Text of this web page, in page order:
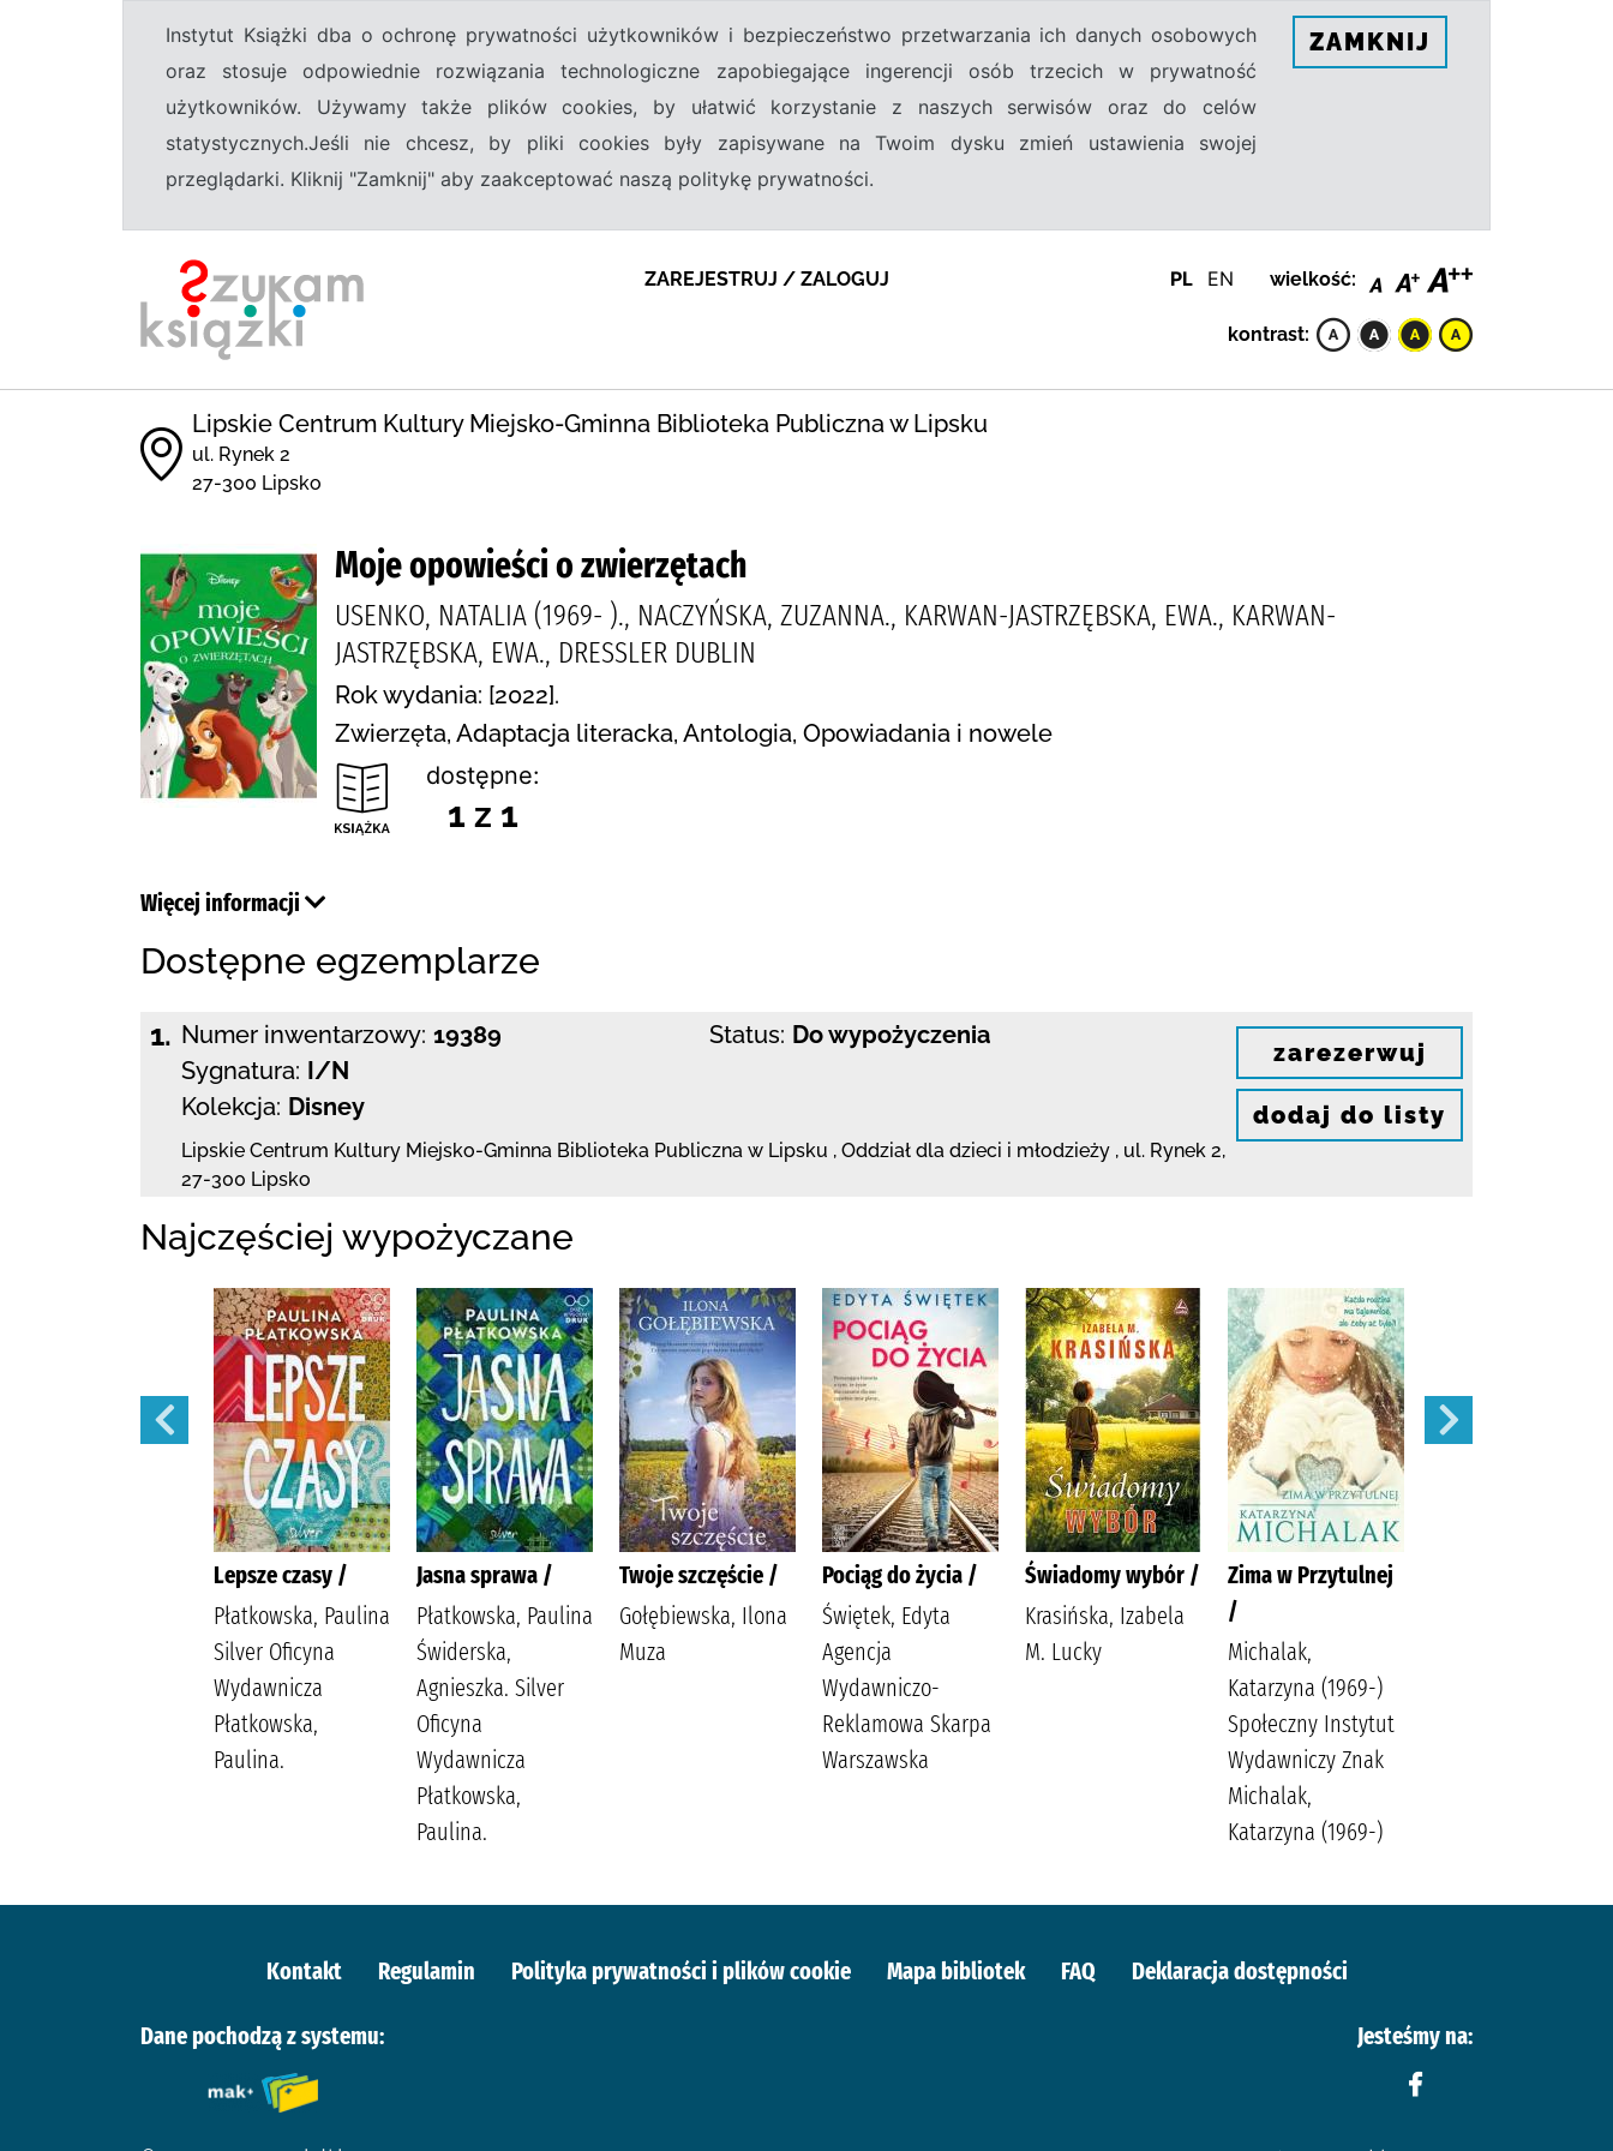
Instytut Książki dba o ochronę prywatności użytkowników i bezpieczeństwo przetwarzania ich danych osobowych
oraz stosuje odpowiednie rozwiązania technologiczne zapobiegające ingerencji osób trzecich w prywatność
użytkowników. Używamy także plików cookies, by ułatwić korzystanie z naszych serwisów oraz do celów
statystycznych.Jeśli nie chcesz, by pliki cookies były zapisywane na Twoim dysku zmień ustawienia swojej
przeglądarki. Kliknij "Zamknij" aby zaakceptować naszą politykę prywatności.
ZAMKNIJ
ZAREJESTRUJ / ZALOGUJ PL EN wielkość:
kontrast:
Lipskie Centrum Kultury Miejsko-Gminna Biblioteka Publiczna w Lipsku
ul. Rynek 2
27-300 Lipsko
Moje opowieści o zwierzętach
USENKO, NATALIA (1969- )., NACZYŃSKA, ZUZANNA., KARWAN-JASTRZĘBSKA, EWA., KARWAN-
JASTRZĘBSKA, EWA., DRESSLER DUBLIN
Rok wydania: [2022].
Zwierzęta, Adaptacja literacka, Antologia, Opowiadania i nowele
dostępne:
1 z 1
Więcej informacji
Dostępne egzemplarze
1. Numer inwentarzowy: 19389
Sygnatura: I/N
Kolekcja: Disney
Status: Do wypożyczenia
Lipskie Centrum Kultury Miejsko-Gminna Biblioteka Publiczna w Lipsku , Oddział dla dzieci i młodzieży , ul. Rynek 2,
27-300 Lipsko
zarezerwuj
dodaj do listy
Najczęściej wypożyczane
Lepsze czasy /
Płatkowska, Paulina
Silver Oficyna
Wydawnicza
Płatkowska,
Paulina.
Jasna sprawa /
Płatkowska, Paulina
Świderska,
Agnieszka. Silver
Oficyna
Wydawnicza
Płatkowska,
Paulina.
Twoje szczęście /
Gołębiewska, Ilona
Muza
Pociąg do życia /
Świętek, Edyta
Agencja
Wydawniczo-
Reklamowa Skarpa
Warszawska
Świadomy wybór /
Krasińska, Izabela
M. Lucky
Zima w Przytulnej
/
Michalak,
Katarzyna (1969-)
Społeczny Instytut
Wydawniczy Znak
Michalak,
Katarzyna (1969-)
Kontakt Regulamin Polityka prywatności i plików cookie Mapa bibliotek FAQ Deklaracja dostępności
Dane pochodzą z systemu: Jesteśmy na: